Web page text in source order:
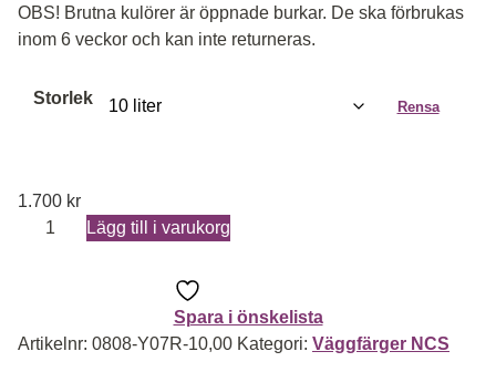
OBS! Brutna kulörer är öppnade burkar. De ska förbrukas
inom 6 veckor och kan inte returneras.
Storlek Rensa
1.700 kr
Väggfärg 660 bruten enl NCS till 0808-Y07R mängd
Lägg till i varukorg
Spara i önskelista
Artikelnr: 0808-Y07R-10,00 Kategori: Väggfärger NCS